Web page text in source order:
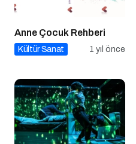
Anne Çocuk Rehberi
Kültür Sanat 1 yıl önce